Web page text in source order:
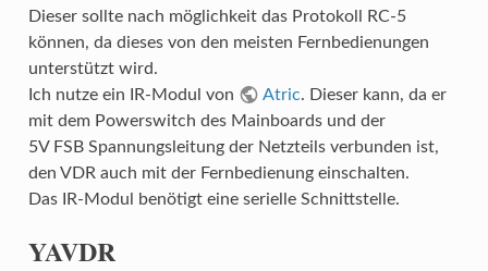
Dieser sollte nach möglichkeit das Protokoll RC-5
können, da dieses von den meisten Fernbedienungen
unterstützt wird.
Ich nutze ein IR-Modul von
Atric. Dieser kann, da er
mit dem Powerswitch des Mainboards und der
5V FSB Spannungsleitung der Netzteils verbunden ist,
den VDR auch mit der Fernbedienung einschalten.
Das IR-Modul benötigt eine serielle Schnittstelle.
YAVDR